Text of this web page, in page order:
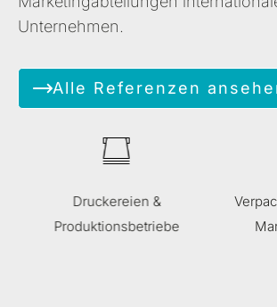
Unternehmen.
Alle Referenzen
Verpackungsindustrie &